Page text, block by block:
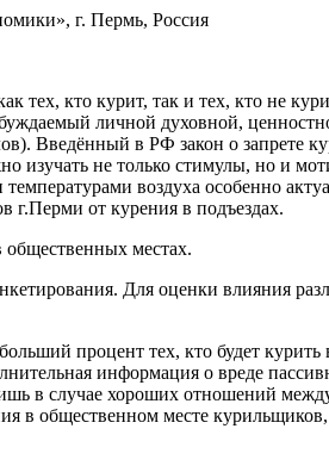
г. Пермь, Россия
тех, кто курит, так и тех, кто не
личной духовной,
Введённый в РФ закон о запрете
не только стимулы, но и
воздуха особенно
г.Перми от курения в подъездах.
общественных местах.
Для оценки влияния
процент тех, кто будет
информация о вреде
в случае хороших отношений
в общественном месте